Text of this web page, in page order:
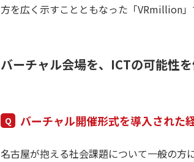
方を広く示すことともなった「VRmillion
バーチャル会場を、ICTの可能性
バーチャル開催形式を導入された
名古屋が抱える社会課題について一般の方